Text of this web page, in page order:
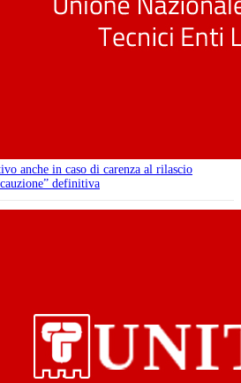
anche in caso di carenza al rilascio
definitiva